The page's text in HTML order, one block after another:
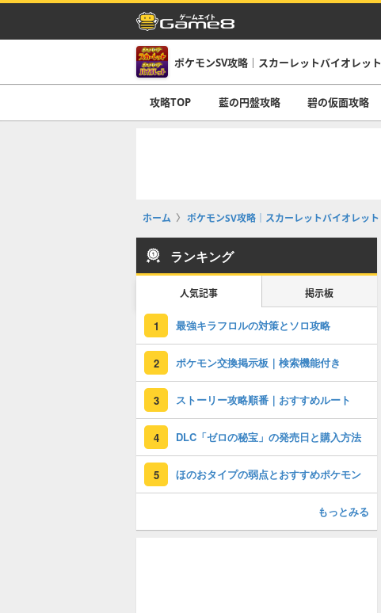
ポケモンSV攻略｜スカーレットバイオレット
攻略TOP 藍の円盤攻略 碧の仮面攻略
ホーム ポケモンSV攻略｜スカーレットバイオレット
ランキング
人気記事 掲示板
1 最強キラフロルの対策とソロ攻略
2 ポケモン交換掲示板｜検索機能付き
3 ストーリー攻略順番｜おすすめルート
4 DLC「ゼロの秘宝」の発売日と購入方法
5 ほのおタイプの弱点とおすすめポケモン
もっとみる